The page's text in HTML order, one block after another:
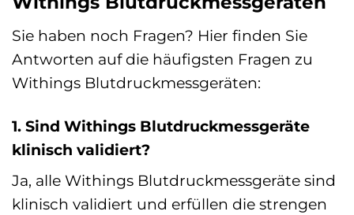
Sie haben noch Fragen? Hier finden Sie
Antworten auf die häufigsten Fragen zu
Withings Blutdruckmessgeräten:
1. Sind Withings Blutdruckmessgeräte
klinisch validiert?
Ja, alle Withings Blutdruckmessgeräte sind
klinisch validiert und erfüllen die strengen